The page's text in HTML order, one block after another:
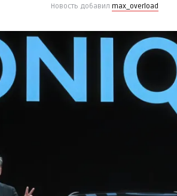
Новость добавил max_overload